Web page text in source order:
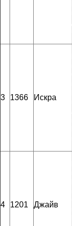
3 1366 Искра
4 1201 Джайв